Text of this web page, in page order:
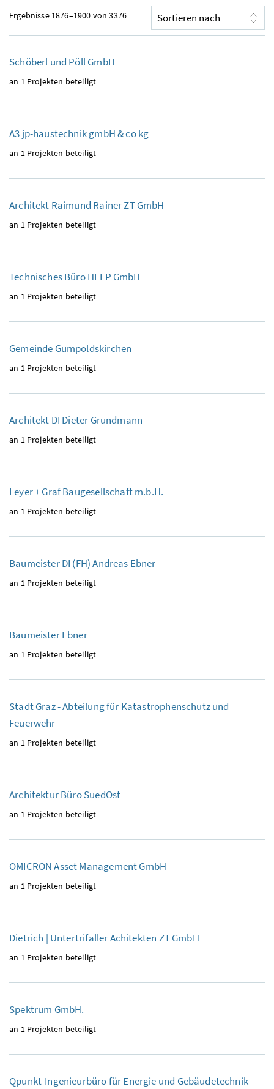
Ergebnisse 1876–1900 von 3376
Schöberl und Pöll GmbH
an 1 Projekten beteiligt
A3 jp-haustechnik gmbH & co kg
an 1 Projekten beteiligt
Architekt Raimund Rainer ZT GmbH
an 1 Projekten beteiligt
Technisches Büro HELP GmbH
an 1 Projekten beteiligt
Gemeinde Gumpoldskirchen
an 1 Projekten beteiligt
Architekt DI Dieter Grundmann
an 1 Projekten beteiligt
Leyer + Graf Baugesellschaft m.b.H.
an 1 Projekten beteiligt
Baumeister DI (FH) Andreas Ebner
an 1 Projekten beteiligt
Baumeister Ebner
an 1 Projekten beteiligt
Stadt Graz - Abteilung für Katastrophenschutz und
Feuerwehr
an 1 Projekten beteiligt
Architektur Büro SuedOst
an 1 Projekten beteiligt
OMICRON Asset Management GmbH
an 1 Projekten beteiligt
Dietrich | Untertrifaller Achitekten ZT GmbH
an 1 Projekten beteiligt
Spektrum GmbH.
an 1 Projekten beteiligt
Qpunkt-Ingenieurbüro für Energie und Gebäudetechnik